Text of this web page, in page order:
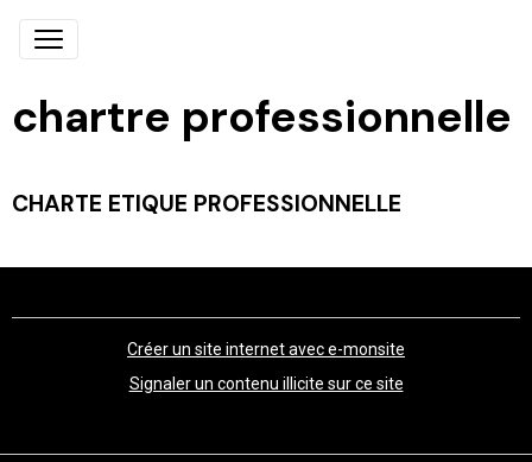
chartre professionnelle
CHARTE ETIQUE PROFESSIONNELLE
Créer un site internet avec e-monsite
Signaler un contenu illicite sur ce site